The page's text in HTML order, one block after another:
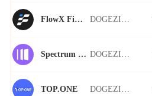
FlowX Finance
Spectrum Finance
TOP.ONE